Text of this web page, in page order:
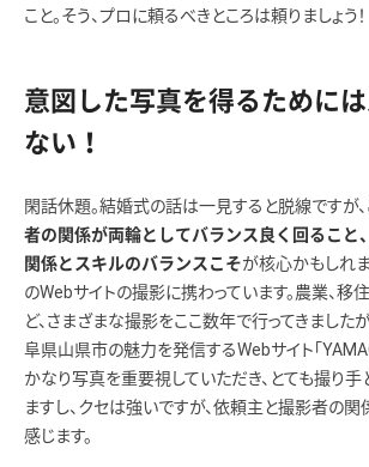
こと。そう、プロに頼るべきところは頼りましょう！
意図した写真を得るために
ない！
閑話休題。結婚式の話は一見すると脱線ですが
者の関係が両輪としてバランス良く回ること
関係とスキルのバランスこそが核心かもしれ
のWebサイトの撮影に携わっています。農業、移
ど、さまざまな撮影をここ数年で行ってきました
阜県山県市の魅力を発信するWebサイト「
かなり写真を重要視していただき、とても撮り手
ますし、クセは強いですが、依頼主と撮影者の
感じます。